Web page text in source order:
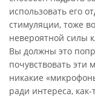
использовать его
стимуляции, тоже
невероятной силы
Вы должны это
почувствовать
никакие
ради интереса, как-